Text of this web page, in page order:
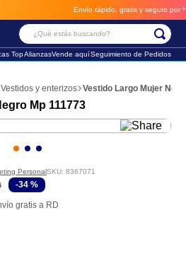
Envío rápido, gratis y seguro por
¿Qué estás buscando?
TopAlianzasVende aquíSeguimiento de Pedidos
Vestidos y enterizos Vestido Largo Mujer
Mp 111773
PersonalSKU: 8367071
-34 %
gratis a RD